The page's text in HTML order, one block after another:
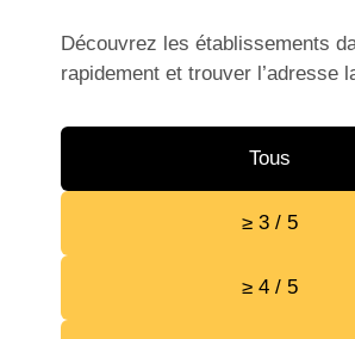
Découvrez les établissements
rapidement et trouver l’adresse
Tous
≥ 3 / 5
≥ 4 / 5